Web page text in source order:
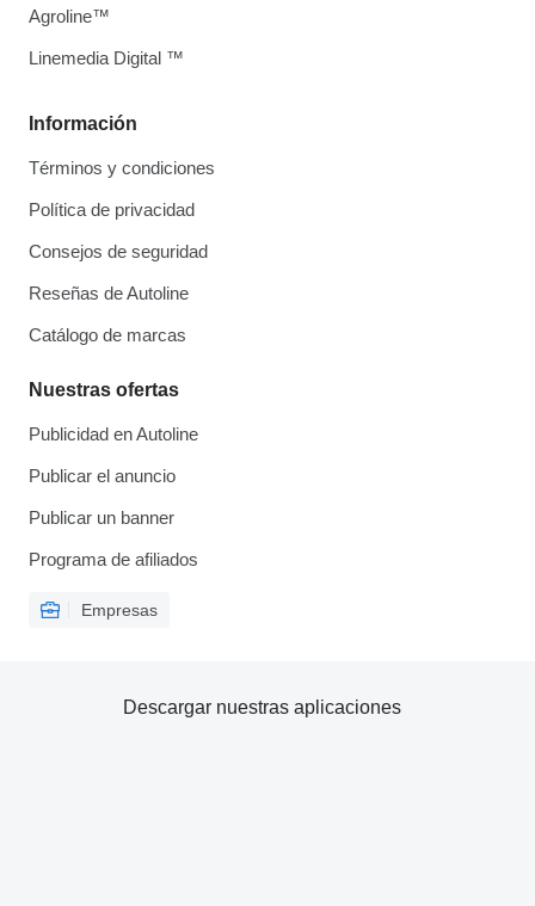
Información
Términos y condiciones
Política de privacidad
Consejos de seguridad
Reseñas de Autoline
Catálogo de marcas
Nuestras ofertas
Publicidad en Autoline
Publicar el anuncio
Publicar un banner
Programa de afiliados
Empresas
Agroline™
Linemedia Digital ™
Descargar nuestras aplicaciones